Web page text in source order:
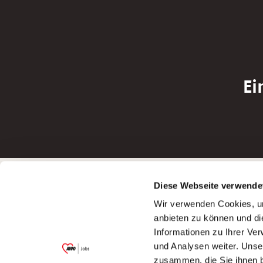
Diese Webseite
Wir verwenden Cookies,
anbieten zu können und
Informationen zu Ihrer
und Analysen weiter.
zusammen, die Sie ihnen
Garitz Bewirtschaftungsbetriebe GmbH
(Ein Tochterunternehmen des AWO
Bezirksverbandes Unterfranken e.V.)